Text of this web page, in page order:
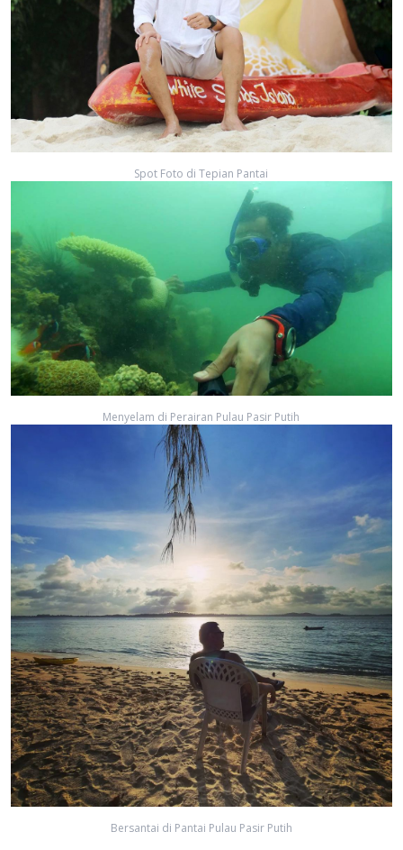
Spot Foto di Tepian Pantai
Menyelam di Perairan Pulau Pasir Putih
Bersantai di Pantai Pulau Pasir Putih